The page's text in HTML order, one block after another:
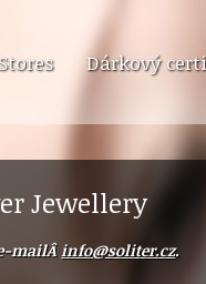
Stores Dárkový
Jewellery
mailÂinfo@soliter.cz.